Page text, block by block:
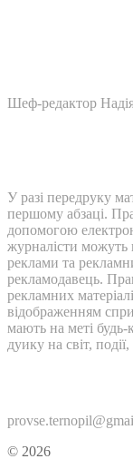
Шеф-редактор
У разі передруку
першому абзаці.
допомогою
журналісти можуть
реклами та
рекламодавець.
рекламних
відображенням
мають на меті
дуику на світ,
© 2026